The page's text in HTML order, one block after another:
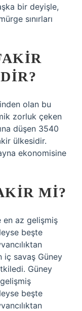
bir deyişle,
sınırları
olan bu
zorluk çeken
düşen 3540
ülkesidir.
ekonomisine
MI?
en az gelişmiş
beşte
iç savaş Güney
Güney
beşte